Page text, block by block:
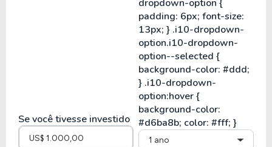
Se você tivesse investido
1 ano